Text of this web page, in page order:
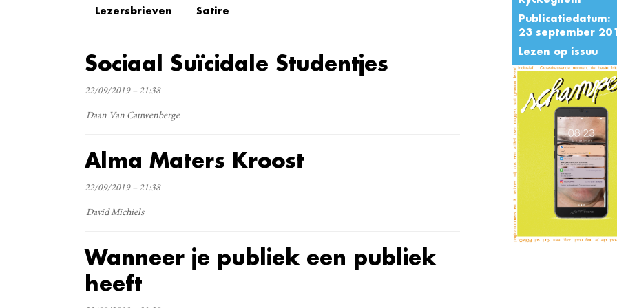
Publicatiedatum:
23 september
Lezen op issuu
Lezersbrieven Satire
Sociaal Suïcidale Studentjes
22/09/2019 – 21:38
Daan Van Cauwenberge
Alma Maters Kroost
22/09/2019 – 21:38
David Michiels
Wanneer je publiek een publiek
heeft